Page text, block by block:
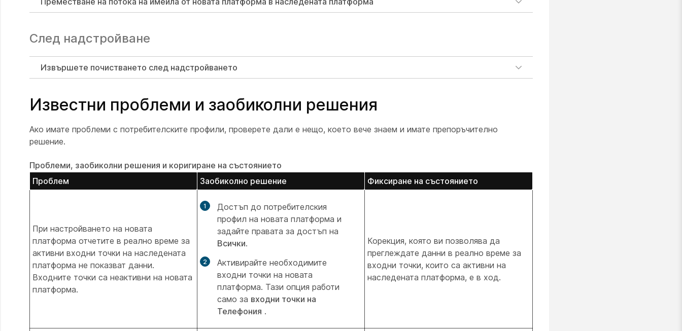
След надстройване
Извършете почистването след надстройването
Известни проблеми и заобиколни решения
Ако имате проблеми с потребителските профили, проверете дали е нещо, което вече знаем и имате препоръчително
решение.
Проблеми, заобиколни решения и коригиране на състоянието
Проблем
Заобиколно решение Фиксиране на състоянието
При настройването на новата
платформа отчетите в реално време за
активни входни точки на наследената
платформа не показват данни.
Входните точки са неактивни на новата
платформа.
Достъп до потребителския
профил на новата платформа и
задайте правата за достъп на
Всички.
Активирайте необходимите
входни точки на новата
платформа. Тази опция работи
само за входни точки на
Телефония .
Корекция, която ви позволява да
преглеждате данни в реално време за
входни точки, които са активни на
наследената платформа, е в ход.